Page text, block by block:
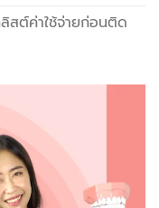
สต์ค่าใช้จ่ายก่อนติด